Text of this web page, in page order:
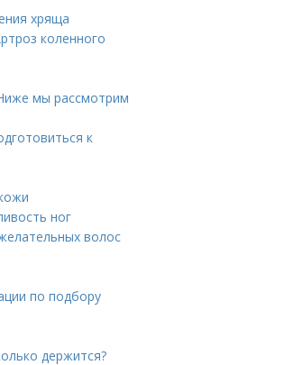
хряща
коленного
мы рассмотрим
к
ног
волос
по подбору
держится?